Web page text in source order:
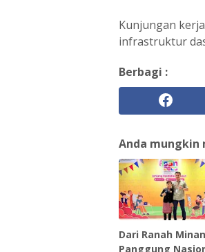
‎Kunjungan
infrastruktur
Berbagi :
Anda mungkin
‎Dari Ranah
Panggung